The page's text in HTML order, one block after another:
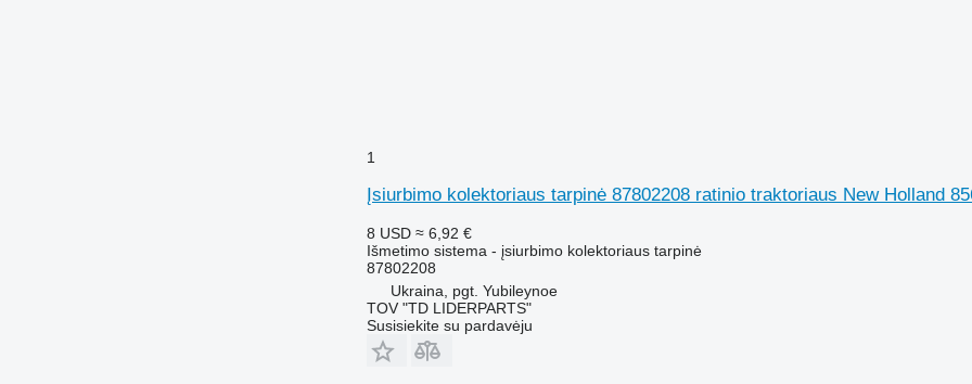
1
Įsiurbimo kolektoriaus tarpinė 87802208 ratinio traktoriaus New Holland
8 USD ≈ 6,92 €
Išmetimo sistema - įsiurbimo kolektoriaus tarpinė
87802208
Ukraina, pgt. Yubileynoe
TOV "TD LIDERPARTS"
Susisiekite su pardavėju